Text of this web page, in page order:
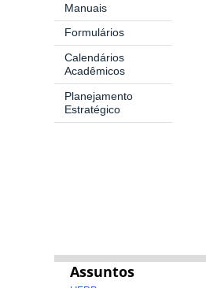
Manuais
Formulários
Calendários
Acadêmicos
Planejamento
Estratégico
Assuntos